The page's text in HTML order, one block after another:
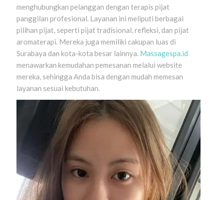
menghubungkan pelanggan dengan terapis pijat
panggilan profesional. Layanan ini meliputi berbagai
pilihan pijat, seperti pijat tradisional, refleksi, dan pijat
aromaterapi. Mereka juga memiliki cakupan luas di
Surabaya dan kota-kota besar lainnya. Massagespa.id
menawarkan kemudahan pemesanan melalui website
mereka, sehingga Anda bisa dengan mudah memesan
layanan sesuai kebutuhan.